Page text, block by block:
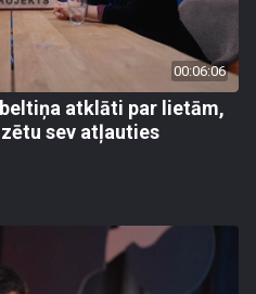
00:06:06
atklāti par lietām,
sev atļauties